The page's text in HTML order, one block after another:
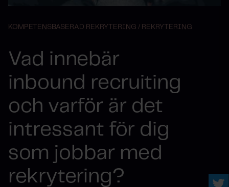
KOMPETENSBASERAD REKRYTERING / REKRYTERING
Vad innebär
inbound recruiting
och varför är det
intressant för dig
som jobbar med
rekrytering?